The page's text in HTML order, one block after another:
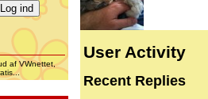
af VWnettet,
User Activity
Recent Replies